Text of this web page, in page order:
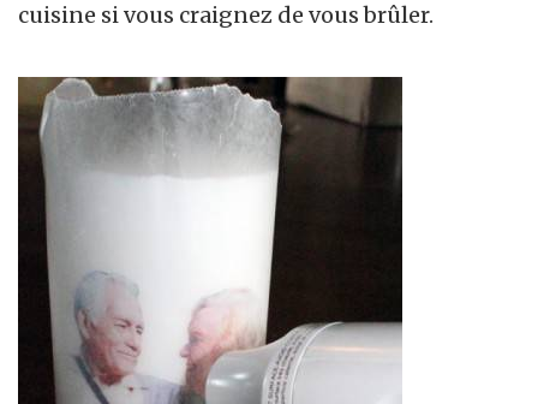
cuisine si vous craignez de vous brûler.